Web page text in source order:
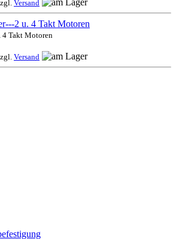
Versand
4 Takt Motoren
Versand